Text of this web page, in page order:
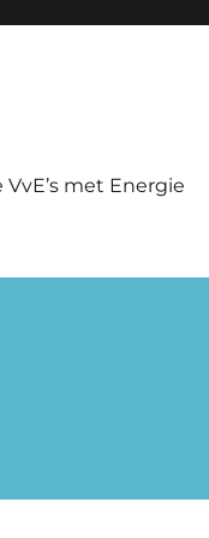
met Energie